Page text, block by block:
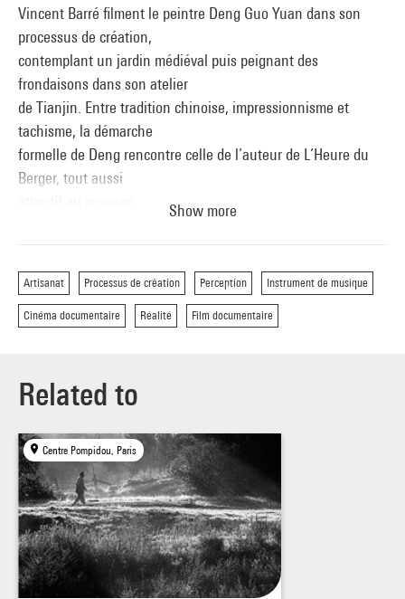
Vincent Barré filment le peintre Deng Guo Yuan dans son
processus de création,
contemplant un jardin médiéval puis peignant des
frondaisons dans son atelier
de Tianjin. Entre tradition chinoise, impressionnisme et
tachisme, la démarche
formelle de Deng rencontre celle de l’auteur de L’Heure du
Berger, tout aussi
Ricercar
France / 2010 / couleur / 52 min
Réalisation : Henry Colomer
passion loin de
de son juste. Il
filme huit mois durant des facteurs de clavecins et leurs amis
musiciens. Tous
font preuve d’une exceptionnelle qualité d’écoute que le film
rend
techniquement perceptible.
Show more
Artisanat Processus de création Perception Instrument de musique
Cinéma documentaire Réalité Film documentaire
Related to
Centre Pompidou, Paris